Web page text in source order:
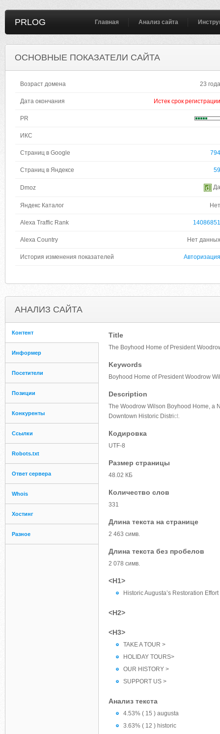
PRLOG Главная Анализ сайта
ОСНОВНЫЕ ПОКАЗАТЕЛИ САЙТА
Возраст домена 23 года
Дата окончания Истек срок регистрации
PR
ИКС
Страниц в Google 794
Страниц в Яндексе 59
Dmoz Да
Яндекс Каталог Нет
Alexa Traffic Rank 14086851
Alexa Country Нет данных
История изменения показателей Авторизация
АНАЛИЗ САЙТА
Контент
Информер
Посетители
Позиции
Конкуренты
Ссылки
Robots.txt
Ответ сервера
Whois
Хостинг
Разное
Title
The Boyhood Home of President
Keywords
Boyhood Home of President Woodrow
Description
The Woodrow Wilson Boyhood Home, a
Downtown Historic District.
Кодировка
UTF-8
Размер страницы
48.02 КБ
Количество слов
331
Длина текста на странице
2 463 симв.
Длина текста без пробелов
2 078 симв.
<H1>
Historic Augusta’s Restoration
<H2>
<H3>
TAKE A TOUR >
HOLIDAY TOURS>
OUR HISTORY >
SUPPORT US >
Анализ текста
4.53% ( 15 ) augusta
3.63% ( 12 ) historic